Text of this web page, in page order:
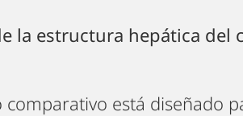
la estructura hepática del
está diseñado